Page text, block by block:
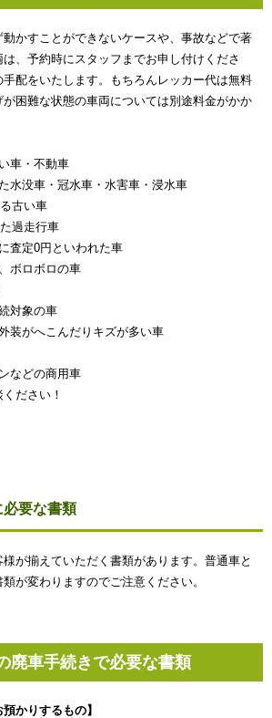
かすことができないケースや、事故などで著
、予約時にスタッフまでお申し付けくださ
配をいたします。もちろんレッカー代は無料
困難な状態の車両については別途料金がかか
車・不動車
水没車・冠水車・水害車・浸水車
古い車
過走行車
査定0円といわれた車
ボロボロの車
対象の車
装がへこんだりキズが多い車
などの商用車
ださい！
要な書類
が揃えていただく書類があります。普通車と
が変わりますのでご注意ください。
廃車手続きで必要な書類
かりするもの】